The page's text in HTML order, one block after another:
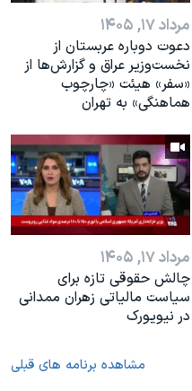
مرداد ۱۷, ۱۴۰۵
دعوت دوباره عربستان از
نخست‌وزیر عراق و گزارش‌ها از
«سفر» هیئت «چارچوب
هماهنگی» به تهران
مرداد ۱۷, ۱۴۰۵
چالش حقوقی تازه برای
سیاست مالیاتی زهران ممدانی
در نیویورک
مشاهده برنامه های قبلی